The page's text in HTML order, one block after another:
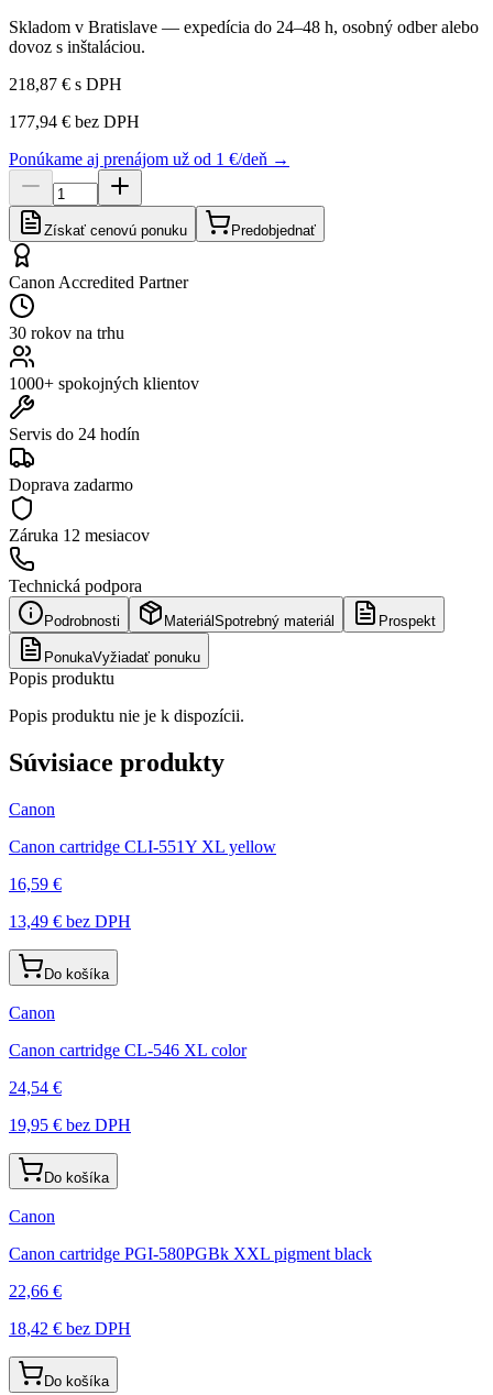
Skladom v Bratislave — expedícia do 24–48 h, osobný odber alebo
dovoz s inštaláciou.
218,87 € s DPH
177,94 € bez DPH
Ponúkame aj prenájom už od 1 €/deň →
Získať cenovú ponuku Predobjednať
Canon Accredited Partner
30 rokov na trhu
1000+ spokojných klientov
Servis do 24 hodín
Doprava zadarmo
Záruka 12 mesiacov
Technická podpora
Podrobnosti Materiál Spotrebný materiál Prospekt
PonukaVyžiadať ponuku
Popis produktu
Popis produktu nie je k dispozícii.
Súvisiace produkty
Canon
Canon cartridge CLI-551Y XL yellow
16,59 €
13,49 € bez DPH
Do košíka
Canon
Canon cartridge CL-546 XL color
24,54 €
19,95 € bez DPH
Do košíka
Canon
Canon cartridge PGI-580PGBk XXL pigment black
22,66 €
18,42 € bez DPH
Do košíka